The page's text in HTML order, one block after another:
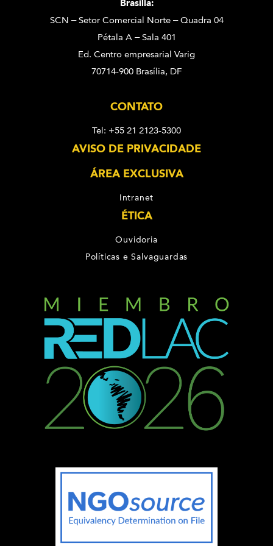
Brasília:
SCN – Setor Comercial Norte – Quadra 04
Pétala A – Sala 401
Ed. Centro empresarial Varig
70714-900 Brasília, DF
CONTATO
Tel: +55 21 2123-5300
AVISO DE PRIVACIDADE
ÁREA EXCLUSIVA
Intranet
ÉTICA
Ouvidoria
Políticas e Salvaguardas